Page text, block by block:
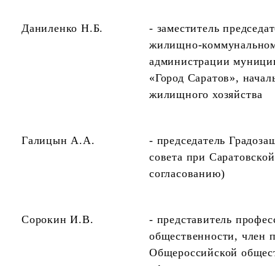
Даниленко Н.Б.
- заместитель
жилищно-
администрации
«Город Саратов»,
жилищного хозяйства
Галицын А.А.
- председатель
совета при
согласованию)
Сорокин И.В.
- представитель
общественности, член
Общероссийской